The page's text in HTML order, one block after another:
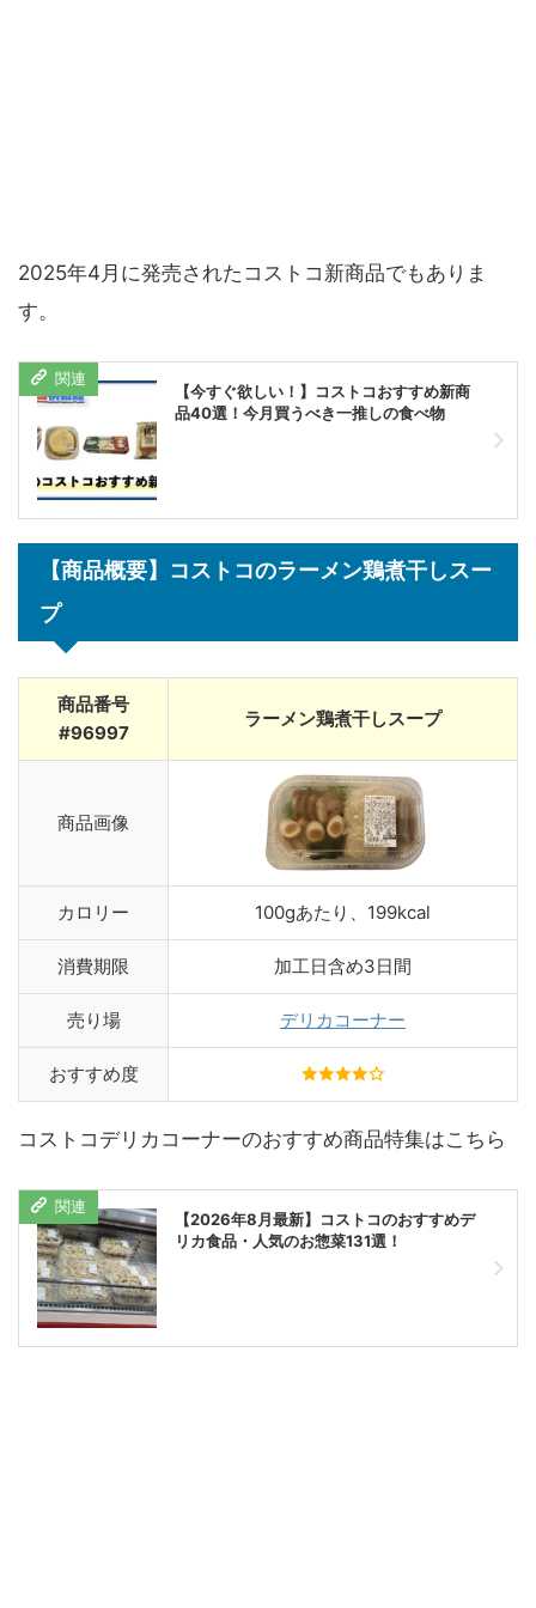
2025年4月に発売されたコストコ新商品でもありま
す。
【今すぐ欲しい！】コストコおすすめ新商
品40選！今月買うべき一推しの食べ物
【商品概要】コストコのラーメン鶏煮干しスー
プ
商品番号
#96997
ラーメン鶏煮干しスープ
商品画像
カロリー 100gあたり、199kcal
消費期限 加工日含め3日間
売り場 デリカコーナー
おすすめ度
コストコデリカコーナーのおすすめ商品特集はこちら
【2026年8月最新】コストコのおすすめデ
リカ食品・人気のお惣菜131選！